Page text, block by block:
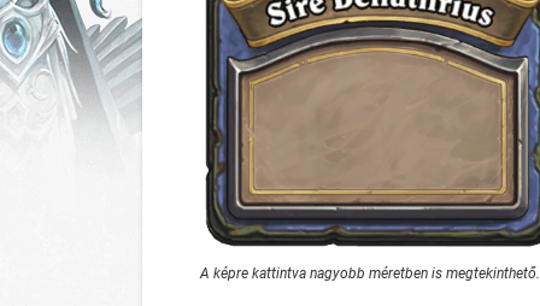
A képre kattintva nagyobb méretben is megtekinthető.